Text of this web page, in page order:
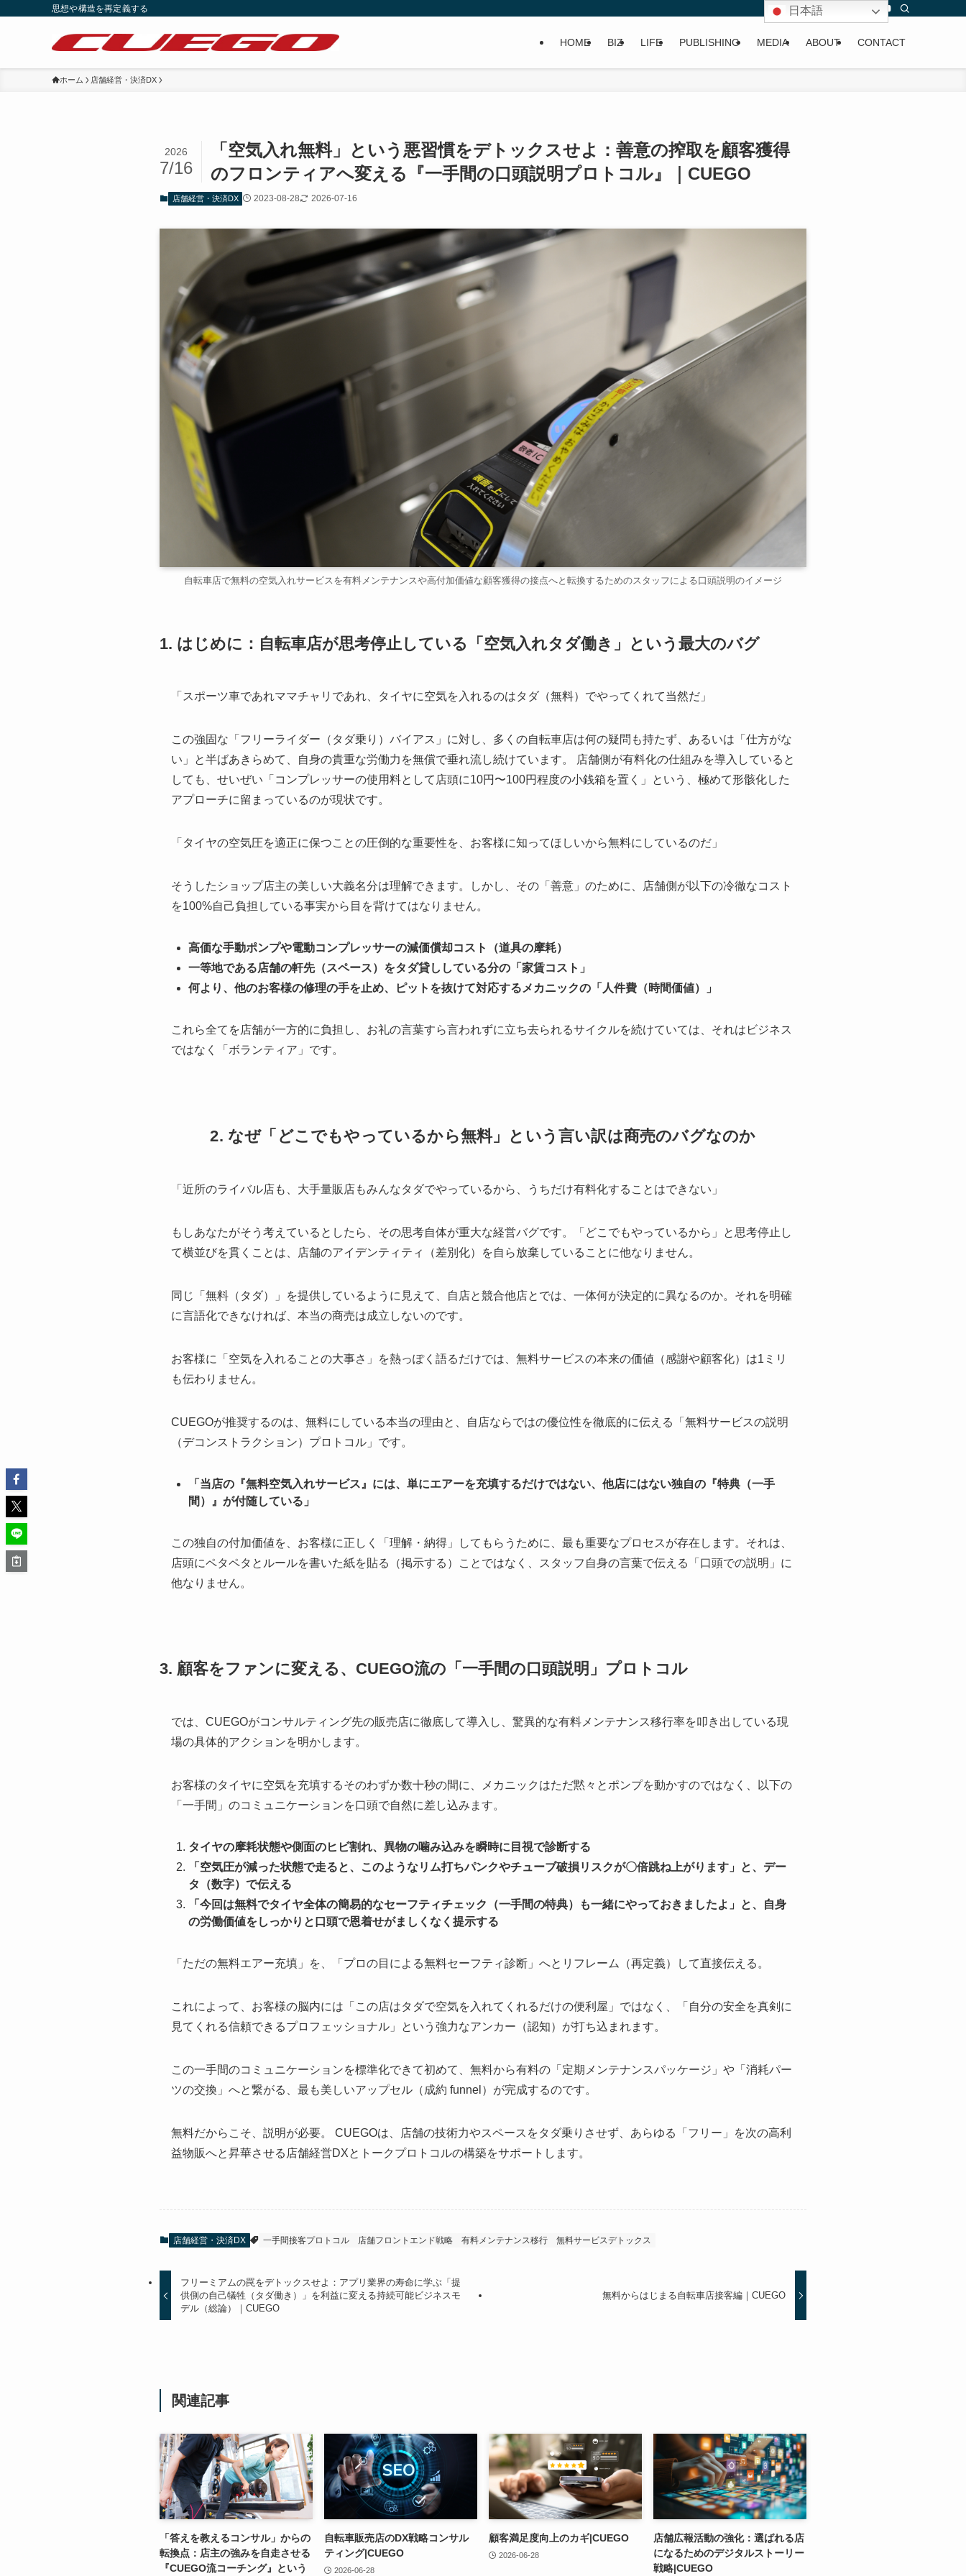
思想や構造を再定義する
HOME BIZ LIFE PUBLISHING MEDIA ABOUT CONTACT
ホーム 店舗経営・決済DX
「空気入れ無料」という悪習慣をデトックスせよ：善意の搾取を顧客獲得
のフロンティアへ変える『一手間の口頭説明プロトコル』｜CUEGO
2026
7/16
店舗経営・決済DX 2023-08-28 2026-07-16
自転車店で無料の空気入れサービスを有料メンテナンスや高付加価値な顧客獲得の接点へと転換するためのスタッフによる口頭説明のイメージ
1. はじめに：自転車店が思考停止している「空気入れタダ働き」という最大のバグ
「スポーツ車であれママチャリであれ、タイヤに空気を入れるのはタダ（無料）でやってくれて当然だ」
この強固な「フリーライダー（タダ乗り）バイアス」に対し、多くの自転車店は何の疑問も持たず、あるいは「仕方がな
い」と半ばあきらめて、自身の貴重な労働力を無償で垂れ流し続けています。 店舗側が有料化の仕組みを導入していると
しても、せいぜい「コンプレッサーの使用料として店頭に10円〜100円程度の小銭箱を置く」という、極めて形骸化した
アプローチに留まっているのが現状です。
「タイヤの空気圧を適正に保つことの圧倒的な重要性を、お客様に知ってほしいから無料にしているのだ」
そうしたショップ店主の美しい大義名分は理解できます。しかし、その「善意」のために、店舗側が以下の冷徹なコスト
を100%自己負担している事実から目を背けてはなりません。
高価な手動ポンプや電動コンプレッサーの減価償却コスト（道具の摩耗）
一等地である店舗の軒先（スペース）をタダ貸ししている分の「家賃コスト」
何より、他のお客様の修理の手を止め、ピットを抜けて対応するメカニックの「人件費（時間価値）」
これら全てを店舗が一方的に負担し、お礼の言葉すら言われずに立ち去られるサイクルを続けていては、それはビジネス
ではなく「ボランティア」です。
2. なぜ「どこでもやっているから無料」という言い訳は商売のバグなのか
「近所のライバル店も、大手量販店もみんなタダでやっているから、うちだけ有料化することはできない」
もしあなたがそう考えているとしたら、その思考自体が重大な経営バグです。「どこでもやっているから」と思考停止し
て横並びを貫くことは、店舗のアイデンティティ（差別化）を自ら放棄していることに他なりません。
同じ「無料（タダ）」を提供しているように見えて、自店と競合他店とでは、一体何が決定的に異なるのか。それを明確
に言語化できなければ、本当の商売は成立しないのです。
お客様に「空気を入れることの大事さ」を熱っぽく語るだけでは、無料サービスの本来の価値（感謝や顧客化）は1ミリ
も伝わりません。
CUEGOが推奨するのは、無料にしている本当の理由と、自店ならではの優位性を徹底的に伝える「無料サービスの説明
（デコンストラクション）プロトコル」です。
「当店の『無料空気入れサービス』には、単にエアーを充填するだけではない、他店にはない独自の『特典（一手
間）』が付随している」
この独自の付加価値を、お客様に正しく「理解・納得」してもらうために、最も重要なプロセスが存在します。それは、
店頭にペタペタとルールを書いた紙を貼る（掲示する）ことではなく、スタッフ自身の言葉で伝える「口頭での説明」に
他なりません。
3. 顧客をファンに変える、CUEGO流の「一手間の口頭説明」プロトコル
では、CUEGOがコンサルティング先の販売店に徹底して導入し、驚異的な有料メンテナンス移行率を叩き出している現
場の具体的アクションを明かします。
お客様のタイヤに空気を充填するそのわずか数十秒の間に、メカニックはただ黙々とポンプを動かすのではなく、以下の
「一手間」のコミュニケーションを口頭で自然に差し込みます。
タイヤの摩耗状態や側面のヒビ割れ、異物の噛み込みを瞬時に目視で診断する
「空気圧が減った状態で走ると、このようなリム打ちパンクやチューブ破損リスクが〇倍跳ね上がります」と、デー
タ（数字）で伝える
「今回は無料でタイヤ全体の簡易的なセーフティチェック（一手間の特典）も一緒にやっておきましたよ」と、自身
の労働価値をしっかりと口頭で恩着せがましくなく提示する
「ただの無料エアー充填」を、「プロの目による無料セーフティ診断」へとリフレーム（再定義）して直接伝える。
これによって、お客様の脳内には「この店はタダで空気を入れてくれるだけの便利屋」ではなく、「自分の安全を真剣に
見てくれる信頼できるプロフェッショナル」という強力なアンカー（認知）が打ち込まれます。
この一手間のコミュニケーションを標準化できて初めて、無料から有料の「定期メンテナンスパッケージ」や「消耗パー
ツの交換」へと繋がる、最も美しいアップセル（成約 funnel）が完成するのです。
無料だからこそ、説明が必要。 CUEGOは、店舗の技術力やスペースをタダ乗りさせず、あらゆる「フリー」を次の高利
益物販へと昇華させる店舗経営DXとトークプロトコルの構築をサポートします。
店舗経営・決済DX 一手間接客プロトコル 店舗フロントエンド戦略 有料メンテナンス移行 無料サービスデトックス
フリーミアムの罠をデトックスせよ：アプリ業界の寿命に学ぶ「提
供側の自己犠牲（タダ働き）」を利益に変える持続可能ビジネスモ
デル（総論）｜CUEGO
無料からはじまる自転車店接客編｜CUEGO
関連記事
「答えを教えるコンサル」からの
転換点：店主の強みを自走させる
『CUEGO流コーチング』という
自転車販売店のDX戦略コンサル
ティング|CUEGO
2026-06-28
顧客満足度向上のカギ|CUEGO
2026-06-28
店舗広報活動の強化：選ばれる店
になるためのデジタルストーリー
戦略|CUEGO
日本語